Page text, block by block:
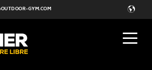
GYM.COM